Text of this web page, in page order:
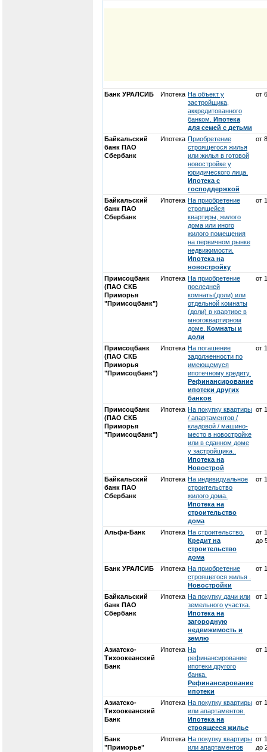
Банк УРАЛСИБ Ипотека На объект у
застройщика,
аккредитованного
банком. Ипотека
для семей с детьми
от
Байкальский
банк ПАО
Сбербанк
Ипотека Приобретение
строящегося жилья
или жилья в готовой
новостройке у
юридического лица.
Ипотека с
господдержкой
от
Байкальский
банк ПАО
Сбербанк
Ипотека На приобретение
строящейся
квартиры, жилого
дома или иного
жилого помещения
на первичном рынке
недвижимости.
Ипотека на
новостройку
от
Примсоцбанк
(ПАО СКБ
Приморья
"Примсоцбанк")
Ипотека На приобретение
последней
комнаты(доли) или
отдельной комнаты
(доли) в квартире в
многоквартирном
доме. Комнаты и
доли
от
Примсоцбанк
(ПАО СКБ
Приморья
"Примсоцбанк")
Ипотека На погашение
задолженности по
имеющемуся
ипотечному кредиту.
Рефинансирование
ипотеки других
банков
от
Примсоцбанк
(ПАО СКБ
Приморья
"Примсоцбанк")
Ипотека На покупку квартиры
/ апартаментов /
кладовой / машино-
место в новостройке
или в сданном доме
у застройщика..
Ипотека на
Новострой
от
Байкальский
банк ПАО
Сбербанк
Ипотека На индивидуальное
строительство
жилого дома.
Ипотека на
строительство
дома
от
Альфа-Банк Ипотека На строительство.
Кредит на
строительство
дома
от
до
Банк УРАЛСИБ Ипотека На приобретение
строящегося жилья .
Новостройки
от
Байкальский
банк ПАО
Сбербанк
Ипотека На покупку дачи или
земельного участка.
Ипотека на
загородную
недвижимость и
землю
от
Азиатско-
Тихоокеанский
Банк
Ипотека На
рефинансирование
ипотеки другого
банка.
Рефинансирование
ипотеки
от
Азиатско-
Тихоокеанский
Банк
Ипотека На покупку квартиры
или апартаментов.
Ипотека на
строящееся жилье
от
Банк
"Приморье"
Ипотека На покупку квартиры
или апартаментов
от
до